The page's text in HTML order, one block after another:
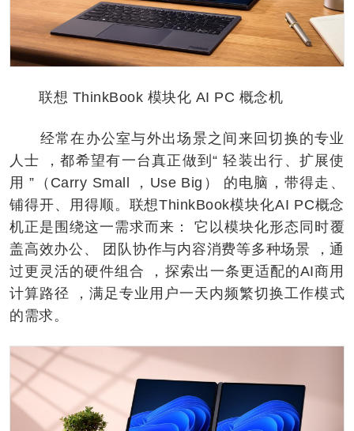
联想 ThinkBook 模块化 AI PC 概念机
经常在办公室与外出场景之间来回切换的专业
人士 ，都希望有一台真正做到“ 轻装出行、扩展使
用 ”（Carry Small ，Use Big） 的电脑，带得走、
铺得开、用得顺。联想ThinkBook模块化AI PC概念
机正是围绕这一需求而来： 它以模块化形态同时覆
盖高效办公、 团队协作与内容消费等多种场景 ，通
过更灵活的硬件组合 ，探索出一条更适配的AI商用
计算路径 ，满足专业用户一天内频繁切换工作模式
的需求。